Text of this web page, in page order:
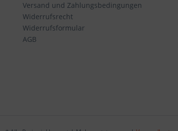
Versand und Zahlungsbedingungen
Widerrufsrecht
Widerrufsformular
AGB